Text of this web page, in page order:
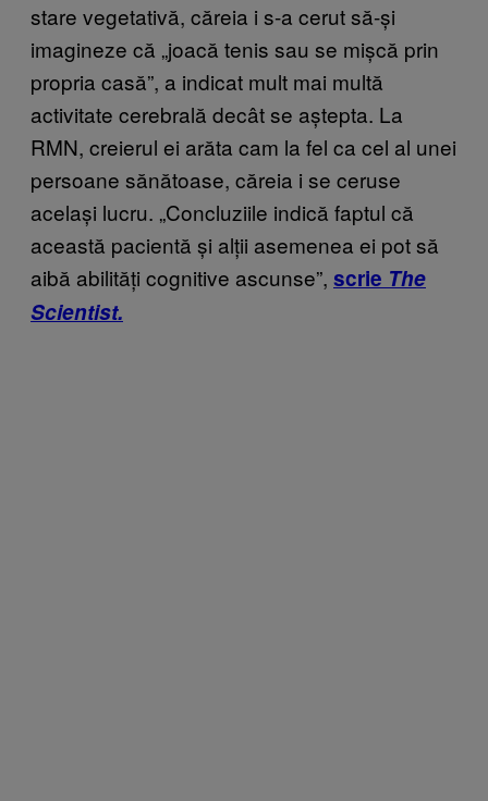
stare vegetativă, căreia i s-a cerut să-și
imagineze că „joacă tenis sau se mișcă prin
propria casă”, a indicat mult mai multă
activitate cerebrală decât se aștepta. La
RMN, creierul ei arăta cam la fel ca cel al unei
persoane sănătoase, căreia i se ceruse
același lucru. „Concluziile indică faptul că
această pacientă și alții asemenea ei pot să
aibă abilități cognitive ascunse”, scrie The
Scientist.